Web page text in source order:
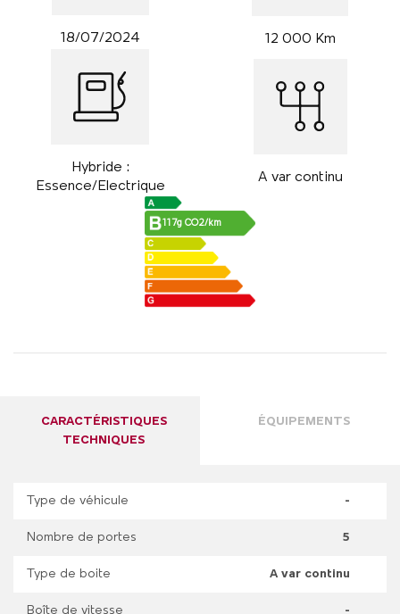
18/07/2024 12 000 Km
Hybride :
Essence/Electrique
A var continu
117g CO2/km
CARACTÉRISTIQUES
TECHNIQUES
ÉQUIPEMENTS
Type de véhicule -
Nombre de portes 5
Type de boite A var continu
Boîte de vitesse -